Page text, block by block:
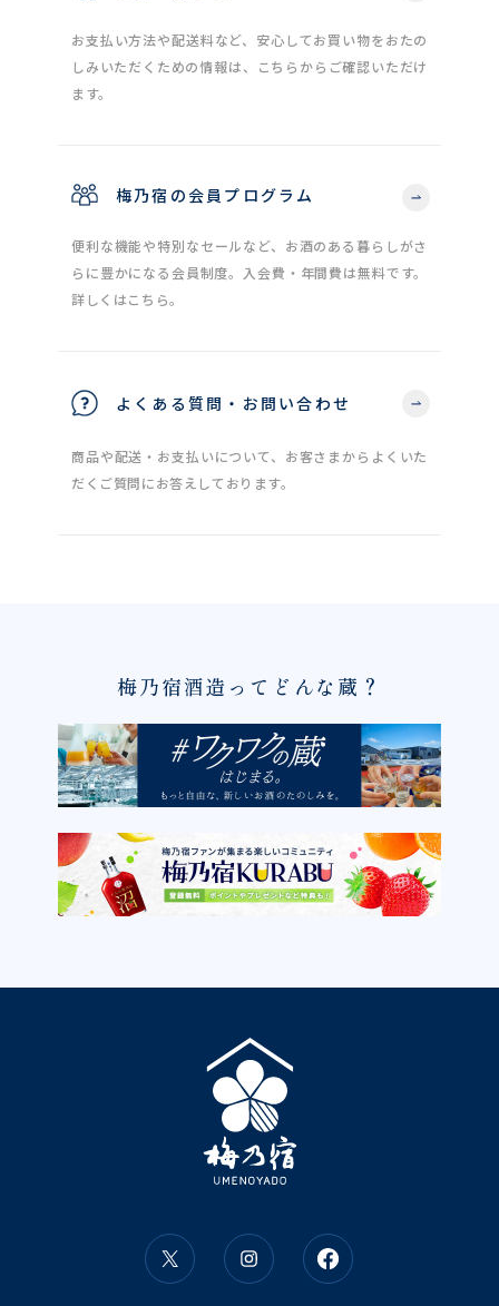
お支払い方法や配送料など、安心してお買い物をおたの
しみいただくための情報は、こちらからご確認いただけ
ます。
梅乃宿の会員プログラム
便利な機能や特別なセールなど、お酒のある暮らしがさ
らに豊かになる会員制度。入会費・年間費は無料です。
詳しくはこちら。
よくある質問・お問い合わせ
商品や配送・お支払いについて、お客さまからよくいた
だくご質問にお答えしております。
梅乃宿酒造ってどんな蔵？